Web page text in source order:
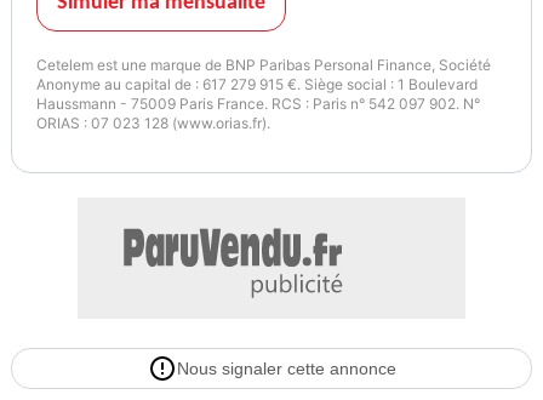
TRANSAKAUTO de Chambéry (73) Des erreurs pouvant se glisser
renseignements sur ces dernières TRANSAKAUTO réseau national
d'agences spécialisé en courtage automobile
Cetelem est une marque de BNP Paribas Personal Finance, Société
Anonyme au capital de : 617 279 915 €. Siège social : 1 Boulevard
Haussmann - 75009 Paris France. RCS : Paris n° 542 097 902. N°
ORIAS : 07 023 128 (www.orias.fr).
Nous signaler cette annonce